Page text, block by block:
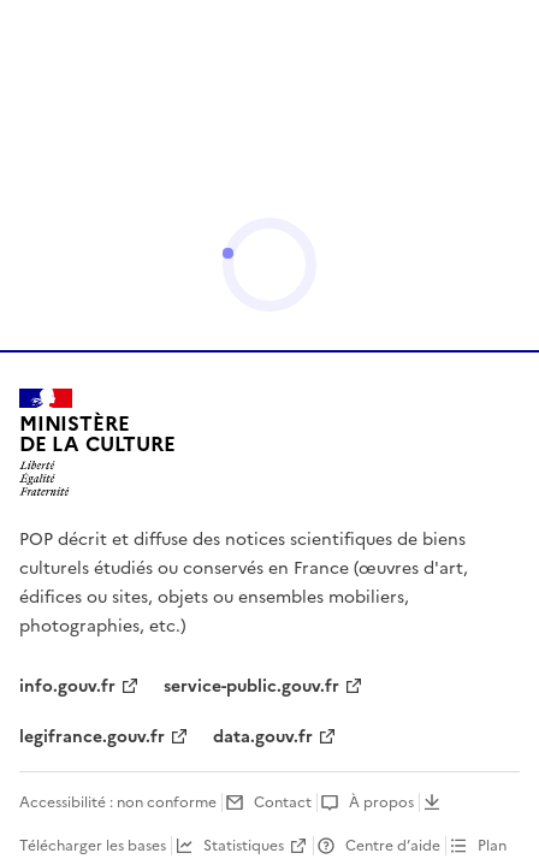
MINISTÈRE
DE LA CULTURE
POP décrit et diffuse des notices scientifiques de biens
culturels étudiés ou conservés en France (œuvres d'art,
édifices ou sites, objets ou ensembles mobiliers,
photographies, etc.)
info.gouv.fr
service-public.gouv.fr
legifrance.gouv.fr
data.gouv.fr
Accessibilité : non conforme Contact
À propos
Télécharger les bases
Statistiques Centre d’aide Plan